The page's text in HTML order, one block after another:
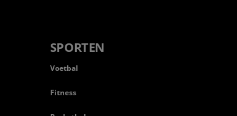
SPORTEN
Voetbal
Fitness